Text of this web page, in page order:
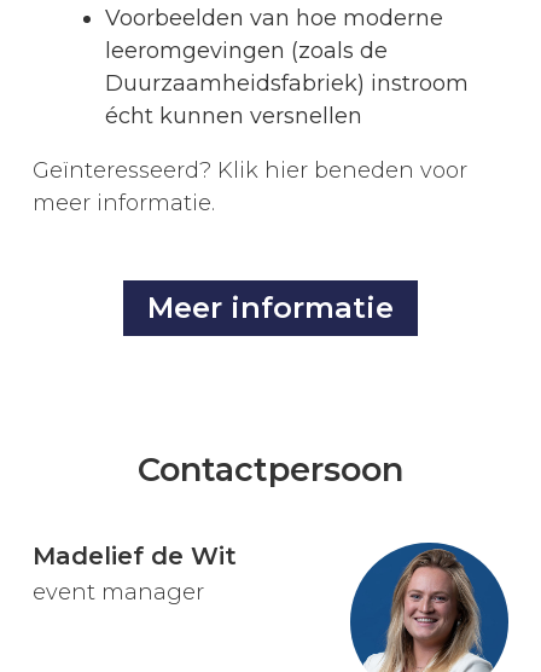
Voorbeelden van hoe moderne
leeromgevingen (zoals de
Duurzaamheidsfabriek) instroom
écht kunnen versnellen
Geïnteresseerd? Klik hier beneden voor
meer informatie.
Meer informatie
Contactpersoon
Madelief de Wit
event manager